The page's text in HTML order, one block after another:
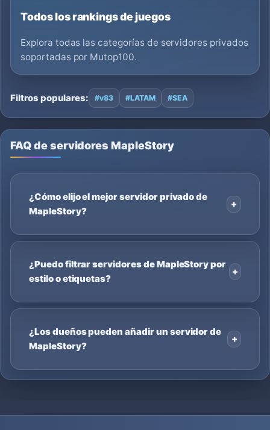
Todos los rankings de juegos
Explora todas las categorías de servidores privados
soportadas por Mutop100.
Filtros populares: #v83 #LATAM #SEA
FAQ de servidores MapleStory
¿Cómo elijo el mejor servidor privado de
MapleStory?
¿Puedo filtrar servidores de MapleStory por
estilo o etiquetas?
¿Los dueños pueden añadir un servidor de
MapleStory?